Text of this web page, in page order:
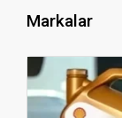
Markalar